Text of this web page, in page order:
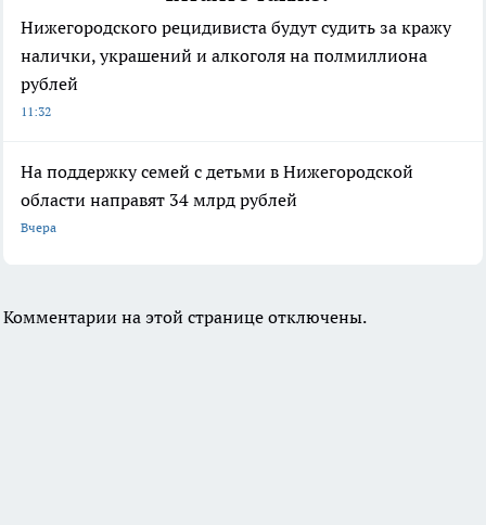
Нижегородского рецидивиста будут судить за кражу
налички, украшений и алкоголя на полмиллиона
рублей
11:32
На поддержку семей с детьми в Нижегородской
области направят 34 млрд рублей
Вчера
Комментарии на этой странице отключены.